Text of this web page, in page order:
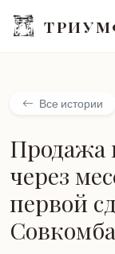
Все истории
Продажа
через
первой